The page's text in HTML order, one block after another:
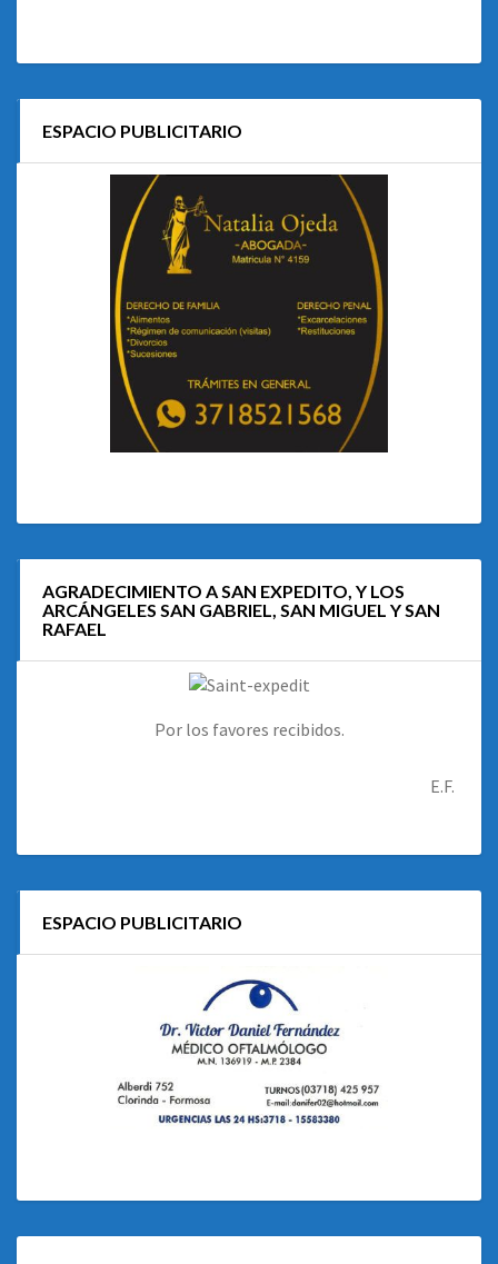
ESPACIO PUBLICITARIO
AGRADECIMIENTO A SAN EXPEDITO, Y LOS
ARCÁNGELES SAN GABRIEL, SAN MIGUEL Y SAN
RAFAEL
Por los favores recibidos.
E.F.
ESPACIO PUBLICITARIO